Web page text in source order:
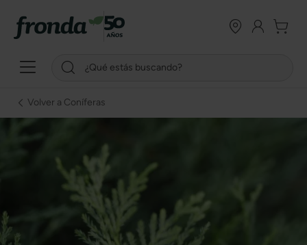
Volver a Coníferas